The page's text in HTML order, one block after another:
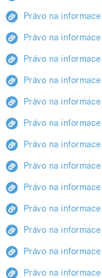
Právo na
Právo na
Právo na
Právo na
Právo na
Právo na
Právo na
Právo na
Právo na
Právo na
Právo na
Právo na
Právo na